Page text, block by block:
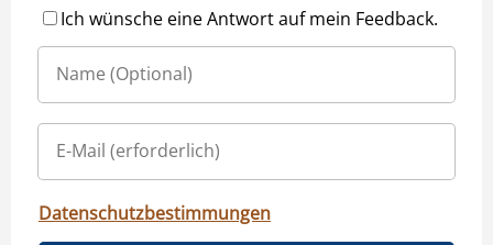
Ich wünsche eine Antwort auf mein Feedback.
Datenschutzbestimmungen